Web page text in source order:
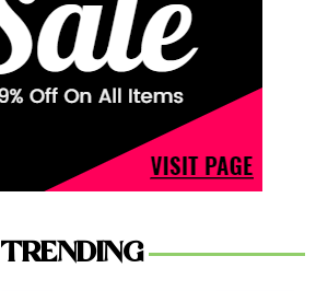
TRENDING